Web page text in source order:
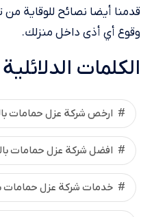
قدمنا أيضا نصائح للوقاية
وقوع أي أذى داخل منزلك.
الكلمات الدلائلية
ارخص شركة عزل حمامات
افضل شركة عزل حمامات
خدمات شركة عزل حمامات